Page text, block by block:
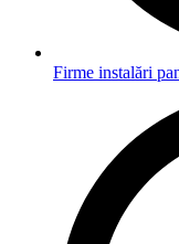
Firme instalări